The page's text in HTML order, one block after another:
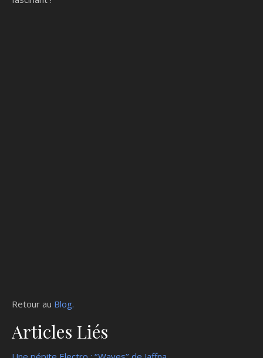
Retour au Blog.
Articles Liés